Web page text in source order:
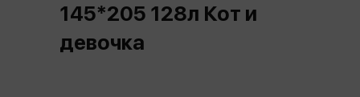
145*205 128л Кот и
девочка